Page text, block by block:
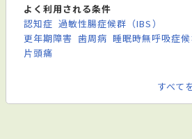
よく利用される条件
認知症 過敏性腸症候群（IBS）
更年期障害 歯周病 睡眠時無呼吸症
片頭痛
すべて